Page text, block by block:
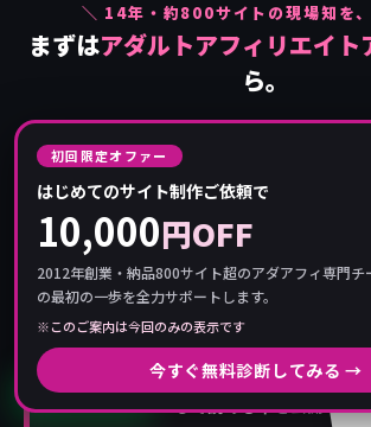
＼ 14年・約800サイトの現場知を
まずはアダルトアフィリエイト
ら。
無料公開中
序章＋全8章・17.2万字
ジャンル選定からサイト設計、集客・収益
しで読める章を公開中。
初回限定オファー
はじめてのサイト制作ご依頼で
10,000円OFF
2012年創業・納品800サイト超のアダアフィ専門チ
の最初の一歩を全力サポートします。
※このご案内は今回のみの表示です
今すぐ無料診断してみる →